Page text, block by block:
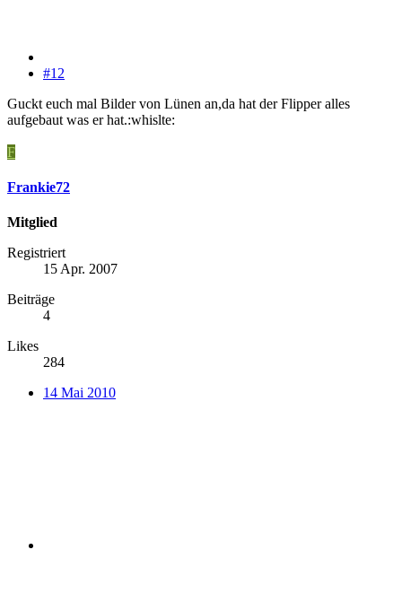
#12
Guckt euch mal Bilder von Lünen an,da hat der Flipper alles
aufgebaut was er hat.:whislte:
F
Frankie72
Mitglied
Registriert
15 Apr. 2007
Beiträge
4
Likes
284
14 Mai 2010